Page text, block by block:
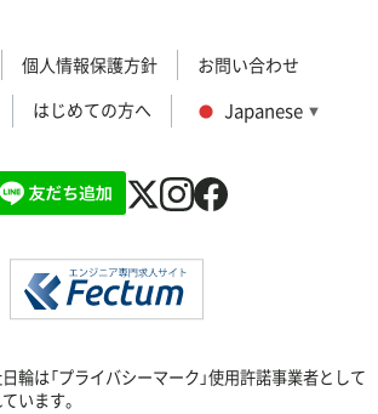
個人情報保護方針
お問い合わせ
はじめての方へ Japanese ▼
輪は「プライバシーマーク」使用許諾事業者として
います。